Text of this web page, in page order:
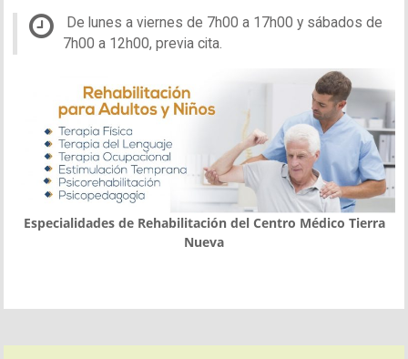
De lunes a viernes de 7h00 a 17h00 y sábados de
7h00 a 12h00, previa cita.
Especialidades de Rehabilitación del Centro Médico Tierra
Nueva